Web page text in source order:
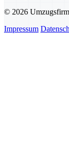
© 2026
Impressum